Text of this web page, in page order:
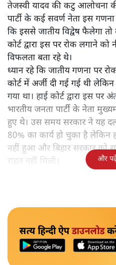
तेजस्वी यादव की कटु आलोचना
पार्टी के कई सवर्ण नेता इस
कि इससे जातीय विद्वेष फैलेगा
कोर्ट द्वारा इस पर रोक लगाने
विफलता बता रहे थे।
ध्यान रहे कि जातीय गणना पर
कोर्ट में अर्जी दी गई गई थी
गया था। हाई कोर्ट द्वारा इस
भारतीय जनता पार्टी के नेता
हुए थे। उस समय सरकार ने यह
80% का कार्य हो चुका है लेकिन
नहीं हुआ और बिहार सरकार को
राहत नहीं मिली।
और
सत्य हिन्दी ऐपडाउनलोड